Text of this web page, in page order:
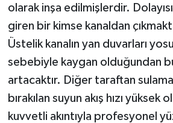
olarak inşa edilmişlerdir.
giren bir kimse kanaldan
Üstelik kanalın yan duvarları
sebebiyle kaygan olduğundan
artacaktır. Diğer taraftan sulama
bırakılan suyun akış hızı yüksek
kuvvetli akıntıyla profesyonel